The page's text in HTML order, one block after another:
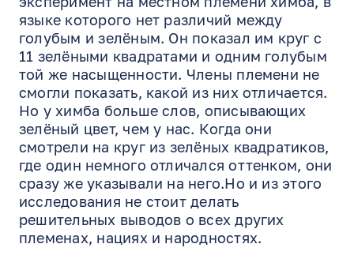
языке которого нет различий между
голубым и зелёным. Он показал им круг с
11 зелёными квадратами и одним голубым
той же насыщенности. Члены племени не
смогли показать, какой из них отличается.
Но у химба больше слов, описывающих
зелёный цвет, чем у нас. Когда они
смотрели на круг из зелёных квадратиков,
где один немного отличался оттенком, они
сразу же указывали на него.Но и из этого
исследования не стоит делать
решительных выводов о всех других
племенах, нациях и народностях.